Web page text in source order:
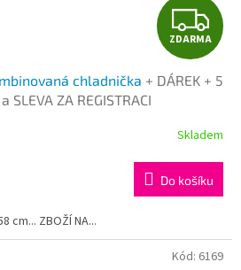
Z
D
A
R
M
A
ZDARMA
chladnička + DÁREK + 5
SLEVA ZA REGISTRACI
Skladem
Do košíku
cm... ZBOŽÍ NA...
Kód: 6169